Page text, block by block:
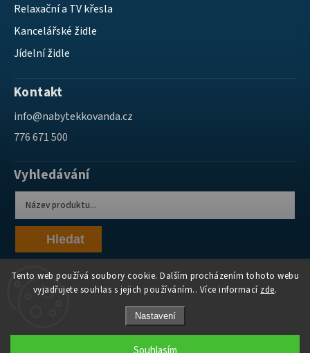
Tento web používá soubory cookie. Dalším procházením tohoto webu
vyjadřujete souhlas s jejich používáním.. Více informací zde.
Nastavení
Relaxační a TV křesla
Kancelářské židle
Jídelní židle
Kontakt
info@nabytekkovanda.cz
776 671 500
Vyhledávání
Hledat